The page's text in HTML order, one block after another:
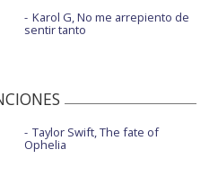
Karol G, No me arrepiento de
sentir tanto
Taylor Swift, The fate of
Ophelia